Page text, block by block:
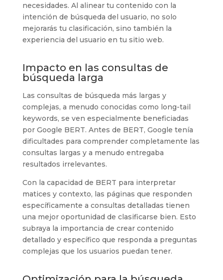
necesidades. Al alinear tu contenido con la
intención de búsqueda del usuario, no solo
mejorarás tu clasificación, sino también la
experiencia del usuario en tu sitio web.
Impacto en las consultas de
búsqueda larga
Las consultas de búsqueda más largas y
complejas, a menudo conocidas como long-tail
keywords, se ven especialmente beneficiadas
por Google BERT. Antes de BERT, Google tenía
dificultades para comprender completamente las
consultas largas y a menudo entregaba
resultados irrelevantes.
Con la capacidad de BERT para interpretar
matices y contexto, las páginas que responden
específicamente a consultas detalladas tienen
una mejor oportunidad de clasificarse bien. Esto
subraya la importancia de crear contenido
detallado y específico que responda a preguntas
complejas que los usuarios puedan tener.